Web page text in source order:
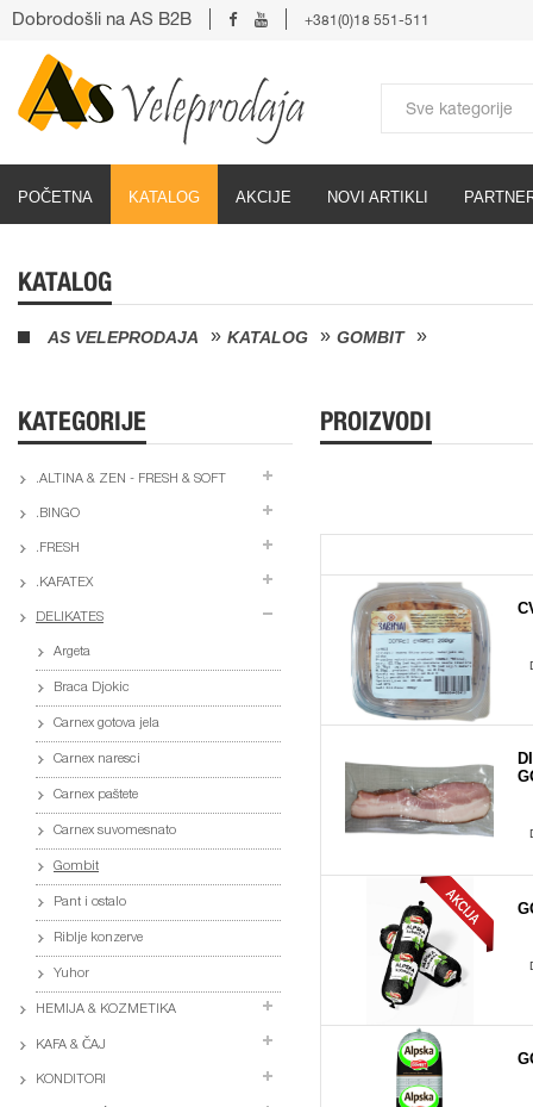
POČETNA KATALOG AKCIJE NOVI ARTIKLI
Dobrodošli na AS B2B +381(0)18 551-511
KATALOG
AS VELEPRODAJA KATALOG GOMBIT
KATEGORIJE
.ALTINA & ZEN - FRESH & SOFT
.BINGO
.FRESH
.KAFATEX
DELIKATES
Argeta
Braca Djokic
Carnex gotova jela
Carnex naresci
Carnex paštete
Carnex suvomesnato
Gombit
Pant i ostalo
Riblje konzerve
Yuhor
HEMIJA & KOZMETIKA
KAFA & ČAJ
KONDITORI
PROIZVODI